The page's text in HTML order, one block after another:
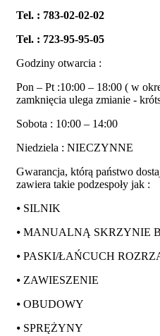
Tel. : 783-02-02-02
Tel. : 723-95-95-05
Godziny otwarcia :
Pon – Pt :10:00 – 18:00 ( w
zamknięcia ulega zmianie -
Sobota : 10:00 – 14:00
Niedziela : NIECZYNNE
Gwarancja, którą państwo
zawiera takie podzespoły jak :
⦁ SILNIK
⦁ MANUALNĄ SKRZYNIE
⦁ PASKI/ŁAŃCUCH
⦁ ZAWIESZENIE
⦁ OBUDOWY
⦁ SPRĘŻYNY